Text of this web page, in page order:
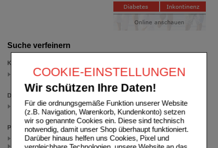
COOKIE-EINSTELLUNGEN
Wir schützen Ihre Daten!
Für die ordnungsgemäße Funktion unserer Website
(z.B. Navigation, Warenkorb, Kundenkonto) setzen
wir so genannte Cookies ein. Diese sind technisch
notwendig, damit unser Shop überhaupt funktioniert.
Darüber hinaus helfen uns Cookies, Pixel und
Suche verfeinern
Kategorien
WICK Gemeinsam Stärker
Darreichungsform
Filmtabletten
(auswahl entfernen)
Packungsgröße
60 St (2)
30 St (1)